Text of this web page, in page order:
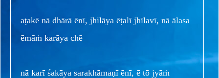
aṭakē nā dhārā ēnī, jhilāya ēṭalī jhīlavī, nā ālasa
ēmāṁ karāya chē
nā karī śakāya sarakhāmaṇī ēnī, ē tō jyāṁ